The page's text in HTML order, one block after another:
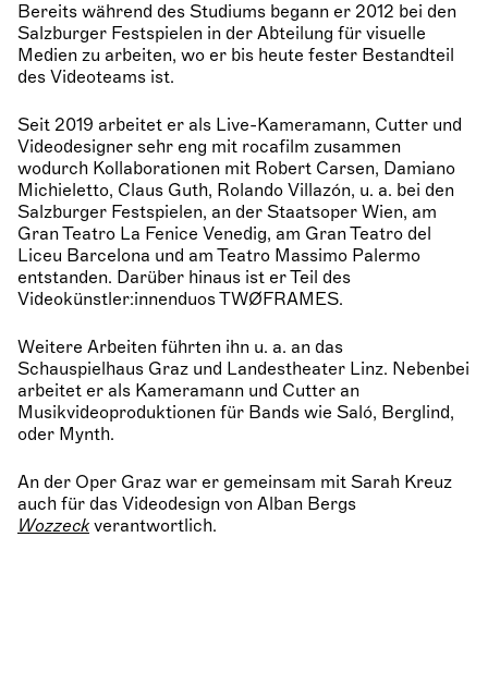
Bereits während des Studiums begann er 2012 bei den
Salzburger Festspielen in der Abteilung für visuelle
Medien zu arbeiten, wo er bis heute fester Bestandteil
des Videoteams ist.
Seit 2019 arbeitet er als Live-Kameramann, Cutter und
Videodesigner sehr eng mit rocafilm zusammen
wodurch Kollaborationen mit Robert Carsen, Damiano
Michieletto, Claus Guth, Rolando Villazón, u. a. bei den
Salzburger Festspielen, an der Staatsoper Wien, am
Gran Teatro La Fenice Venedig, am Gran Teatro del
Liceu Barcelona und am Teatro Massimo Palermo
entstanden. Darüber hinaus ist er Teil des
Videokünstler:innenduos TWØFRAMES.
Weitere Arbeiten führten ihn u. a. an das
Schauspielhaus Graz und Landestheater Linz. Nebenbei
arbeitet er als Kameramann und Cutter an
Musikvideoproduktionen für Bands wie Saló, Berglind,
oder Mynth.
An der Oper Graz war er gemeinsam mit Sarah Kreuz
auch für das Videodesign von Alban Bergs
Wozzeck verantwortlich.